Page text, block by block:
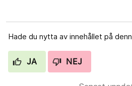
Hade du nytta av innehållet på
JA NEJ